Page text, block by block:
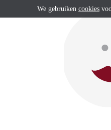
We gebruiken cookies